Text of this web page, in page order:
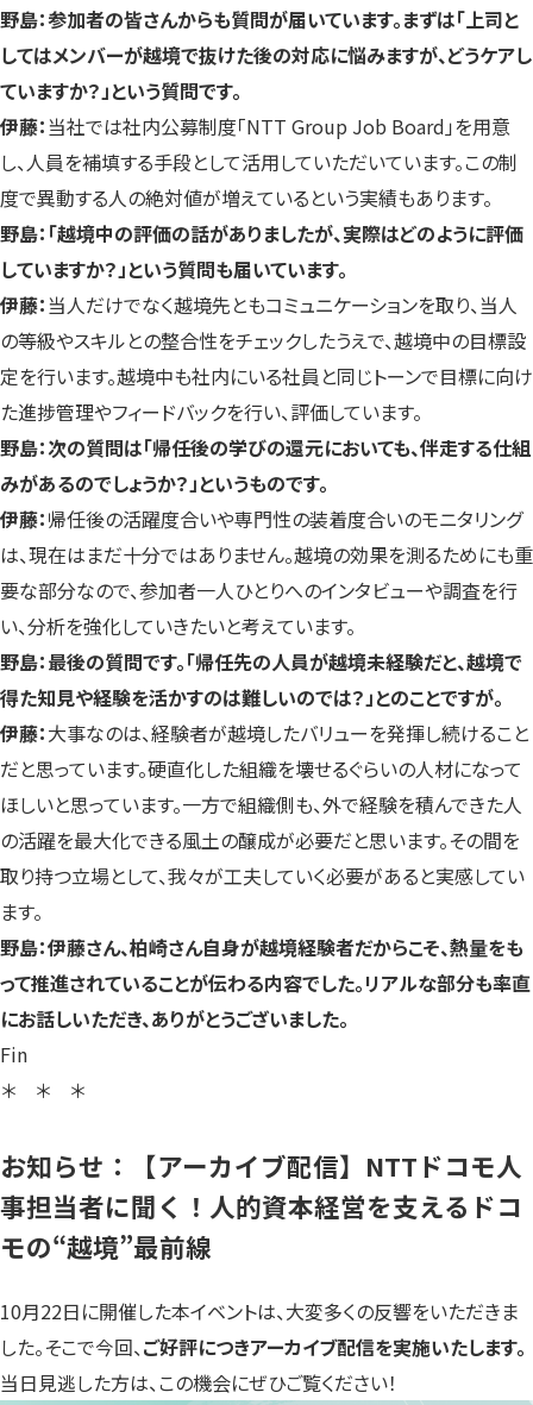
野島：参加者の皆さんからも質問が届いています。まずは「上司と
してはメンバーが越境で抜けた後の対応に悩みますが、どうケアし
ていますか？」という質問です。
伊藤：当社では社内公募制度「NTT Group Job Board」を用意
し、人員を補填する手段として活用していただいています。この制
度で異動する人の絶対値が増えているという実績もあります。
野島：「越境中の評価の話がありましたが、実際はどのように評価
していますか？」という質問も届いています。
伊藤：当人だけでなく越境先ともコミュニケーションを取り、当人
の等級やスキルとの整合性をチェックしたうえで、越境中の目標設
定を行います。越境中も社内にいる社員と同じトーンで目標に向け
た進捗管理やフィードバックを行い、評価しています。
野島：次の質問は「帰任後の学びの還元においても、伴走する仕組
みがあるのでしょうか？」というものです。
伊藤：帰任後の活躍度合いや専門性の装着度合いのモニタリング
は、現在はまだ十分ではありません。越境の効果を測るためにも重
要な部分なので、参加者一人ひとりへのインタビューや調査を行
い、分析を強化していきたいと考えています。
野島：最後の質問です。「帰任先の人員が越境未経験だと、越境で
得た知見や経験を活かすのは難しいのでは？」とのことですが。
伊藤：大事なのは、経験者が越境したバリューを発揮し続けること
だと思っています。硬直化した組織を壊せるぐらいの人材になって
ほしいと思っています。一方で組織側も、外で経験を積んできた人
の活躍を最大化できる風土の醸成が必要だと思います。その間を
取り持つ立場として、我々が工夫していく必要があると実感してい
ます。
野島：伊藤さん、柏崎さん自身が越境経験者だからこそ、熱量をも
って推進されていることが伝わる内容でした。リアルな部分も率直
にお話しいただき、ありがとうございました。
Fin
＊ ＊ ＊
お知らせ：【アーカイブ配信】NTTドコモ人
事担当者に聞く！人的資本経営を支えるドコ
モの“越境”最前線
10月22日に開催した本イベントは、大変多くの反響をいただきま
した。そこで今回、ご好評につきアーカイブ配信を実施いたします。
当日見逃した方は、この機会にぜひご覧ください！